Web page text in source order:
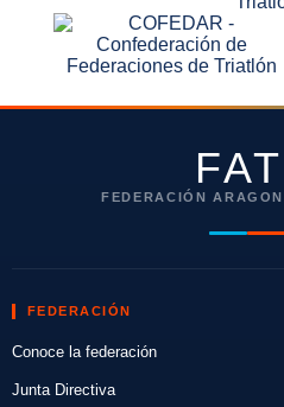
FEDERACIÓN
FEDERACIÓN
Conoce la federación
Junta Directiva